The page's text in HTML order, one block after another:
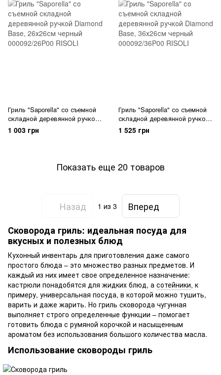
Гриль "Saporella" со съемной
складной деревянной ручкой
Diamond Base, 26х26см
000092/26P00 RISOLI
1 003 грн
Гриль "Saporella" со съемной
складной деревянной ручкой
Diamond Base, 36х26см
000092/36P00 RISOLI
1 525 грн
Показать еще 20 товаров
Назад 1 из 3
Вперед
Сковорода гриль: идеальная посуда для
вкусных и полезных блюд
Кухонный инвентарь для приготовления даже самого
простого блюда – это множество разных предметов. И
каждый из них имеет свое определенное назначение:
кастрюли понадобятся для жидких блюд, а сотейники, к
примеру, универсальная посуда, в которой можно тушить,
варить и даже жарить. Но гриль сковорода чугунная
выполняет строго определенные функции – помогает
готовить блюда с румяной корочкой и насыщенным
ароматом без использования большого количества масла.
Использование сковороды гриль